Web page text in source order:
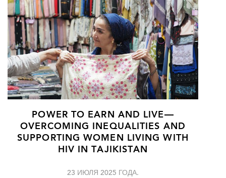
POWER TO EARN AND LIVE—
OVERCOMING INEQUALITIES AND
SUPPORTING WOMEN LIVING WITH
HIV IN TAJIKISTAN
23 ИЮЛЯ 2025 ГОДА.